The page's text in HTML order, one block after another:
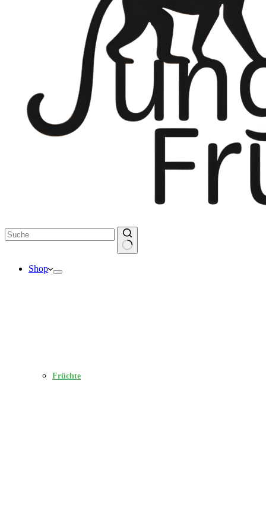
Ergebnisse
Shop
Früchte